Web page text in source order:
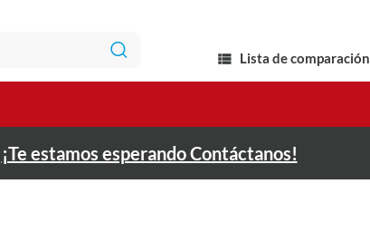
Lista de comparación
¡Te estamos esperando Contáctanos!